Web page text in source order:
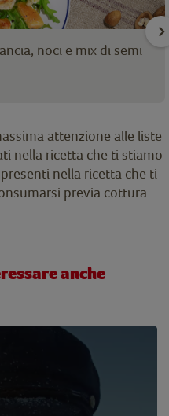
noci e mix di semi
attenzione alle liste
nella ricetta che ti stiamo
nella ricetta che ti
previa cottura
anche